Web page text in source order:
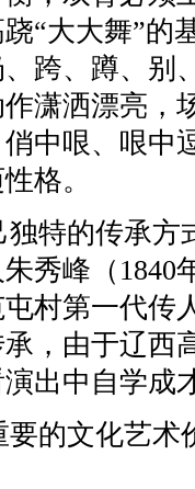
“大大舞”的
跨、蹲、别
潇洒漂亮，
中哏、哏中
格。
特的传承方
秀峰（1840
村第一代传
，由于辽西
出中自学成
的文化艺术